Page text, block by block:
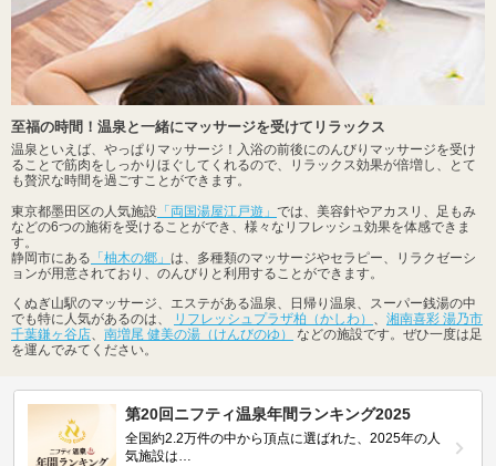
至福の時間！温泉と一緒にマッサージを受けてリラックス
温泉といえば、やっぱりマッサージ！入浴の前後にのんびりマッサージを受け
ることで筋肉をしっかりほぐしてくれるので、リラックス効果が倍増し、とて
も贅沢な時間を過ごすことができます。
東京都墨田区の人気施設 「両国湯屋江戸遊」 では、美容針やアカスリ、足もみ
などの6つの施術を受けることができ、様々なリフレッシュ効果を体感できま
す。
静岡市にある 「柚木の郷」 は、多種類のマッサージやセラピー、リラクゼーシ
ョンが用意されており、のんびりと利用することができます。
くぬぎ山駅のマッサージ、エステがある温泉、日帰り温泉、スーパー銭湯の中
でも特に人気があるのは、
リフレッシュプラザ柏（かしわ）
湘南喜彩 湯乃市
千葉鎌ヶ谷店
南増尾 健美の湯（けんびのゆ）
などの施設です。ぜひ一度は足
を運んでみてください。
第20回ニフティ温泉年間ランキング2025
全国約2.2万件の中から頂点に選ばれた、2025年の人
気施設は…